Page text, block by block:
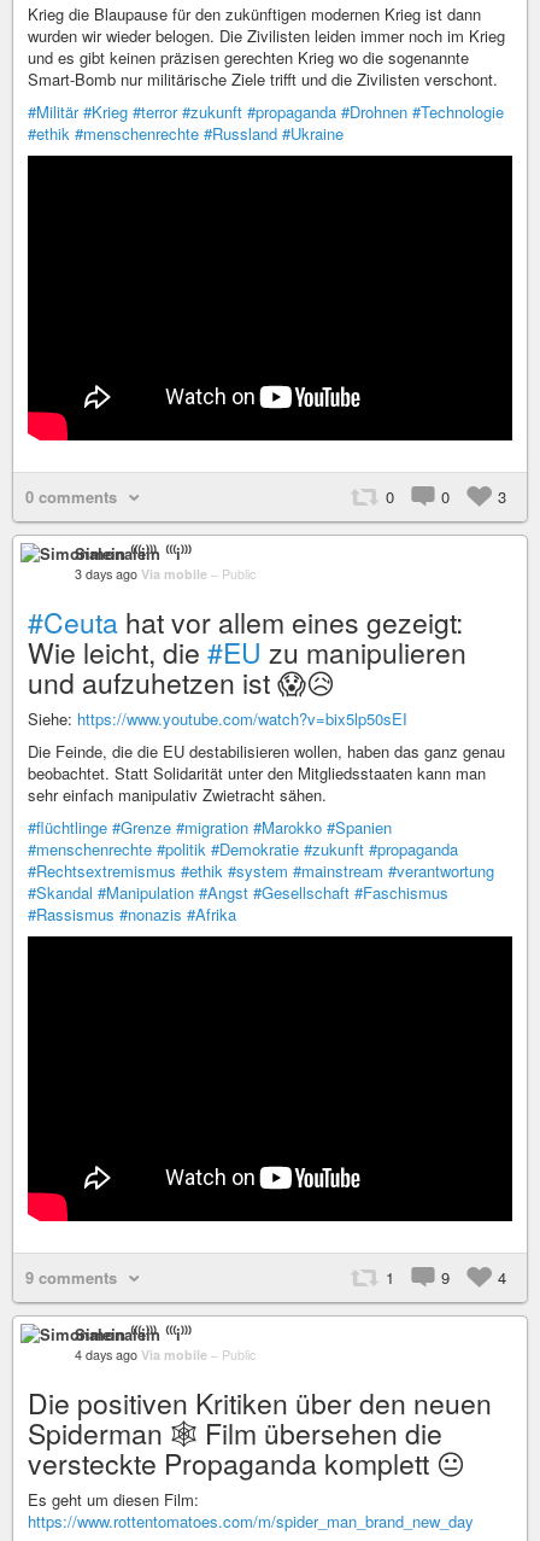
Krieg die Blaupause für den zukünftigen modernen Krieg ist dann
wurden wir wieder belogen. Die Zivilisten leiden immer noch im Krieg
und es gibt keinen präzisen gerechten Krieg wo die sogenannte
Smart-Bomb nur militärische Ziele trifft und die Zivilisten verschont.
#Militär #Krieg #terror #zukunft #propaganda #Drohnen #Technologie
#ethik #menschenrechte #Russland #Ukraine
0 comments 0 0 3
Simonalein ⁽⁽⁽i⁾⁾⁾
3 days ago Via mobile – Public
#Ceuta hat vor allem eines gezeigt:
Wie leicht, die #EU zu manipulieren
und aufzuhetzen ist 😱😥
Siehe: https://www.youtube.com/watch?v=bix5lp50sEI
Die Feinde, die die EU destabilisieren wollen, haben das ganz genau
beobachtet. Statt Solidarität unter den Mitgliedsstaaten kann man
sehr einfach manipulativ Zwietracht sähen.
#flüchtlinge #Grenze #migration #Marokko #Spanien
#menschenrechte #politik #Demokratie #zukunft #propaganda
#Rechtsextremismus #ethik #system #mainstream #verantwortung
#Skandal #Manipulation #Angst #Gesellschaft #Faschismus
#Rassismus #nonazis #Afrika
9 comments 1 9 4
Simonalein ⁽⁽⁽i⁾⁾⁾
4 days ago Via mobile – Public
Die positiven Kritiken über den neuen
Spiderman 🕸️ Film übersehen die
versteckte Propaganda komplett 😐
Es geht um diesen Film:
https://www.rottentomatoes.com/m/spider_man_brand_new_day